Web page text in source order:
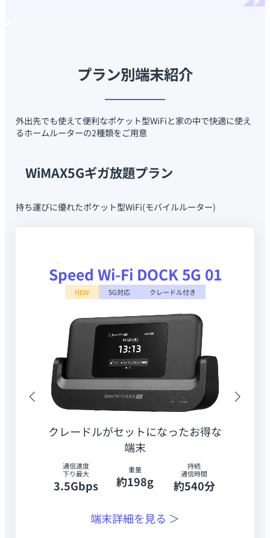
プラン別端末紹介
外出先でも使えて便利なポケット型WiFiと家の中で快適に使え
るホームルーターの2種類をご用意
WiMAX5Gギガ放題プラン
持ち運びに優れたポケット型WiFi(モバイルルーター)
Speed Wi-Fi DOCK 5G 01
NEW 5G対応 クレードル付き
クレードルがセットになったお得な
端末
通信速度
下り最大
3.5Gbps
重量
約198g
持続
通信時間
約540分
端末詳細を見る ＞